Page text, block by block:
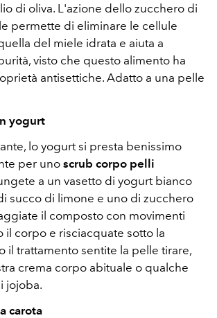
di oliva. L'azione dello zucchero di
permette di eliminare le cellule
del miele idrata e aiuta a
visto che questo alimento ha
antisettiche. Adatto a una pelle
yogurt
lo yogurt si presta benissimo
per uno scrub corpo pelli
a un vasetto di yogurt bianco
succo di limone e uno di zucchero
il composto con movimenti
il corpo e risciacquate sotto la
il trattamento sentite la pelle tirare,
crema corpo abituale o qualche
jojoba.
carota